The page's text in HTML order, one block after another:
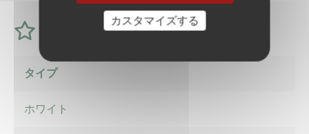
タイプ
ホワイト
カスタマイズする